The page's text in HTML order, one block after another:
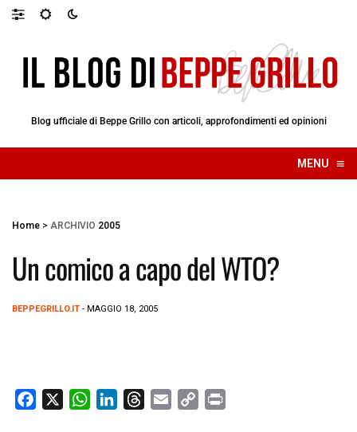
Blog ufficiale di Beppe Grillo con articoli, approfondimenti ed opinioni
MENU ≡
☰
Home > ARCHIVIO 2005
Un comico a capo del WTO?
BEPPEGRILLO.IT - MAGGIO 18, 2005
W